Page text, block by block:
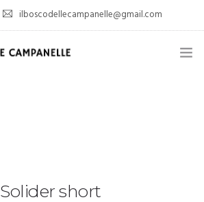
ilboscodellecampanelle@gmail.com
Solider short